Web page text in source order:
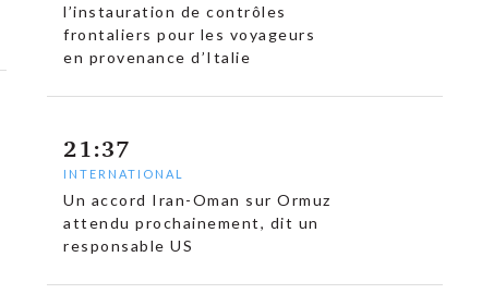
l’instauration de contrôles
frontaliers pour les voyageurs
en provenance d’Italie
21:37
INTERNATIONAL
Un accord Iran-Oman sur Ormuz
attendu prochainement, dit un
responsable US